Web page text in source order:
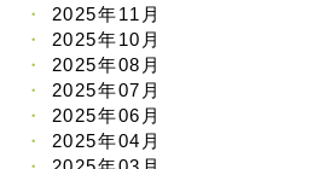
2025年11月
2025年10月
2025年08月
2025年07月
2025年06月
2025年04月